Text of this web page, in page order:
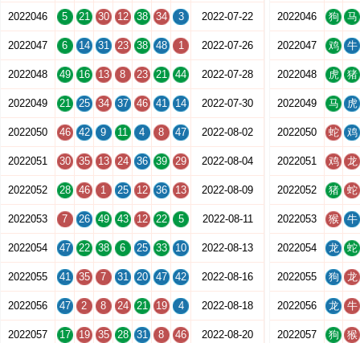
2022046 5 21 30 12 38 34 3 2022-07-22
2022047 6 14 31 23 38 48 1 2022-07-26
2022048 49 16 13 8 23 21 44 2022-07-28
2022049 21 25 34 37 46 41 14 2022-07-30
2022050 46 42 9 11 4 8 47 2022-08-02
2022051 30 35 13 24 36 39 29 2022-08-04
2022052 28 46 1 25 12 36 13 2022-08-09
2022053 7 26 49 43 12 22 5 2022-08-11
2022054 47 22 38 6 25 33 10 2022-08-13
2022055 41 35 7 31 20 47 42 2022-08-16
2022056 47 2 8 24 21 19 4 2022-08-18
2022057 17 19 35 28 31 8 46 2022-08-20
2022046 狗 马
2022047 鸡 牛
2022048 虎 猪
2022049 马 虎
2022050 蛇 鸡
2022051 鸡 龙
2022052 猪 蛇
2022053 猴 牛
2022054 龙 蛇
2022055 狗 龙
2022056 龙 牛
2022057 狗 猴